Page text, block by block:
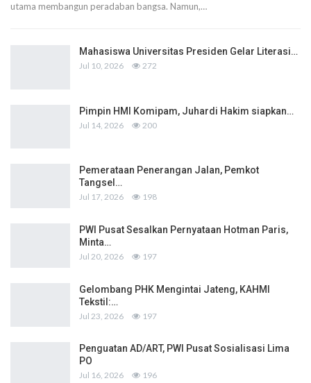
utama membangun peradaban bangsa. Namun,…
Mahasiswa Universitas Presiden Gelar Literasi…
Jul 10, 2026 272
Pimpin HMI Komipam, Juhardi Hakim siapkan…
Jul 14, 2026 200
Pemerataan Penerangan Jalan, Pemkot
Tangsel…
Jul 17, 2026 198
PWI Pusat Sesalkan Pernyataan Hotman Paris,
Minta…
Jul 20, 2026 197
Gelombang PHK Mengintai Jateng, KAHMI
Tekstil:…
Jul 23, 2026 197
Penguatan AD/ART, PWI Pusat Sosialisasi Lima
PO
Jul 16, 2026 196